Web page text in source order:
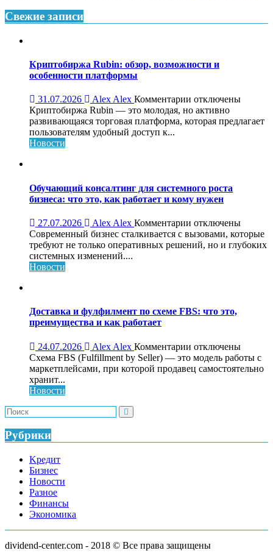
Свежие записи
Криптобиржа Rubin: обзор, возможности и
особенности платформы
31.07.2026 Alex Alex Комментарии к
записи
Криптобиржа
платформы
отключены
Криптобиржа Rubin — это молодая, но активно
развивающаяся торговая платформа, которая предлагает
пользователям удобный доступ к...
Новости
Обучающий консалтинг для системного роста
бизнеса: что это, как работает и кому нужен
27.07.2026 Alex Alex Комментарии к
записи
Обучающий
что
работает
и
кому
нужен
отключены
Современный бизнес сталкивается с вызовами, которые
требуют не только оперативных решений, но и глубоких
системных изменений....
Новости
Доставка и фулфилмент по схеме FBS: что это,
преимущества и как работает
24.07.2026 Alex Alex Комментарии к
записи
Доставка
это,
отключены
Схема FBS (Fulfillment by Seller) — это модель работы с
маркетплейсами, при которой продавец самостоятельно
хранит...
Новости
Рубрики
Kредит
Бизнес
Новости
Разное
Финансы
Экономика
dividend-center.com - 2018 © Все права защищены